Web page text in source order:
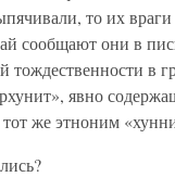
то их
сообщают они в
тождественности в
явно
же этноним